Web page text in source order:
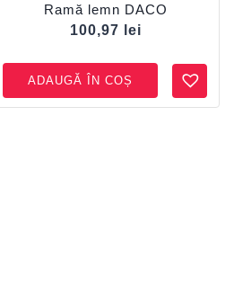
Ramă lemn DACO
100,97
lei
ADAUGĂ ÎN COȘ